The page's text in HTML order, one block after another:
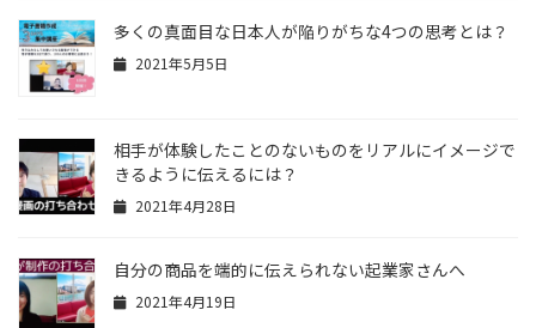
多くの真面目な日本人が陥りがちな4つの思考とは？
2021年5月5日
相手が体験したことのないものをリアルにイメージで
きるように伝えるには？
2021年4月28日
自分の商品を端的に伝えられない起業家さんへ
2021年4月19日